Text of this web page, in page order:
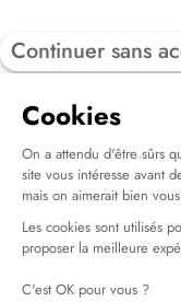
Continuer sans
Cookies
On a attendu d'être sûrs
site vous intéresse avant
mais on aimerait bien
Les cookies sont utilisés
proposer la meilleure
C'est OK pour vous ?